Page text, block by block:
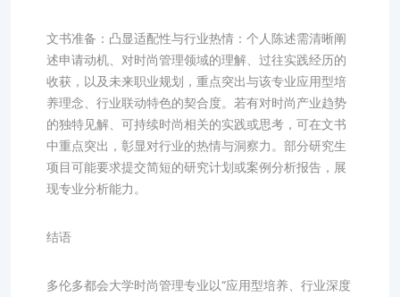
文书准备：凸显适配性与行业热情：个人陈述需清晰阐
述申请动机、对时尚管理领域的理解、过往实践经历的
收获，以及未来职业规划，重点突出与该专业应用型培
养理念、行业联动特色的契合度。若有对时尚产业趋势
的独特见解、可持续时尚相关的实践或思考，可在文书
中重点突出，彰显对行业的热情与洞察力。部分研究生
项目可能要求提交简短的研究计划或案例分析报告，展
现专业分析能力。
结语
多伦多都会大学时尚管理专业以“应用型培养、行业深度